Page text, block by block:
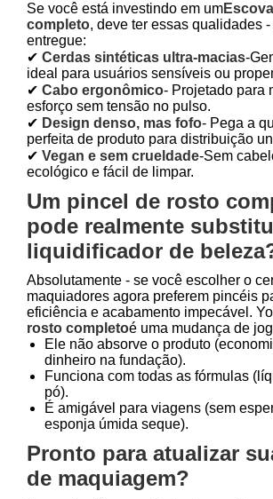
Se você está investindo em um
completo, deve ter essas qualidades
entregue:
✔Cerdas sintéticas ultra-macias-
ideal para usuários sensíveis ou
✔Cabo ergonômico- Projetado para
esforço sem tensão no pulso.
✔ Design denso, mas fofo- Pega a
perfeita de produto para distribuição
✔Vegan e sem crueldade-Sem
ecológico e fácil de limpar.
Um pincel de rosto
pode realmente
liquidificador de
Absolutamente - se você escolher o
maquiadores agora preferem pincéis
eficiência e acabamento impecável.
rosto completoé uma mudança de
Ele não absorve o produto
dinheiro na fundação).
Funciona com todas as fórmulas
pó).
É amigável para viagens (sem
esponja úmida seque).
Pronto para atualizar
de maquiagem?